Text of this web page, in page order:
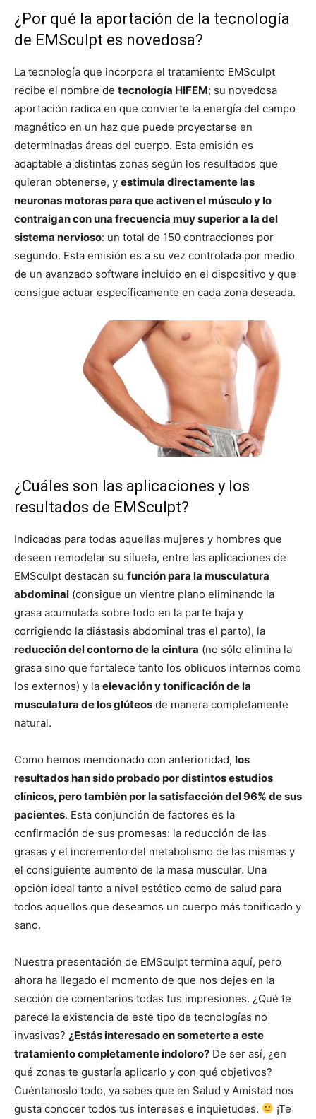
¿Por qué la aportación de la tecnología
de EMSculpt es novedosa?
La tecnología que incorpora el tratamiento EMSculpt
recibe el nombre de tecnología HIFEM; su novedosa
aportación radica en que convierte la energía del campo
magnético en un haz que puede proyectarse en
determinadas áreas del cuerpo. Esta emisión es
adaptable a distintas zonas según los resultados que
quieran obtenerse, y estimula directamente las
neuronas motoras para que activen el músculo y lo
contraigan con una frecuencia muy superior a la del
sistema nervioso: un total de 150 contracciones por
segundo. Esta emisión es a su vez controlada por medio
de un avanzado software incluido en el dispositivo y que
consigue actuar específicamente en cada zona deseada.
¿Cuáles son las aplicaciones y los
resultados de EMSculpt?
Indicadas para todas aquellas mujeres y hombres que
deseen remodelar su silueta, entre las aplicaciones de
EMSculpt destacan su función para la musculatura
abdominal (consigue un vientre plano eliminando la
grasa acumulada sobre todo en la parte baja y
corrigiendo la diástasis abdominal tras el parto), la
reducción del contorno de la cintura (no sólo elimina la
grasa sino que fortalece tanto los oblicuos internos como
los externos) y la elevación y tonificación de la
musculatura de los glúteos de manera completamente
natural.
Como hemos mencionado con anterioridad, los
resultados han sido probado por distintos estudios
clínicos, pero también por la satisfacción del 96% de sus
pacientes. Esta conjunción de factores es la
confirmación de sus promesas: la reducción de las
grasas y el incremento del metabolismo de las mismas y
el consiguiente aumento de la masa muscular. Una
opción ideal tanto a nivel estético como de salud para
todos aquellos que deseamos un cuerpo más tonificado y
sano.
Nuestra presentación de EMSculpt termina aquí, pero
ahora ha llegado el momento de que nos dejes en la
sección de comentarios todas tus impresiones. ¿Qué te
parece la existencia de este tipo de tecnologías no
invasivas? ¿Estás interesado en someterte a este
tratamiento completamente indoloro? De ser así, ¿en
qué zonas te gustaría aplicarlo y con qué objetivos?
Cuéntanoslo todo, ya sabes que en Salud y Amistad nos
gusta conocer todos tus intereses e inquietudes.
¡Te